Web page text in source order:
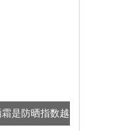
是防晒指数越